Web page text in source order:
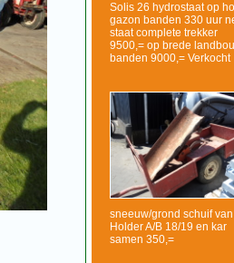
Solis 26 hydrostaat op
gazon banden 330 uur
staat complete trekker
9500,= op brede
banden 9000,= Verkocht
sneeuw/grond schuif van
Holder A/B 18/19 en kar
samen 350,=